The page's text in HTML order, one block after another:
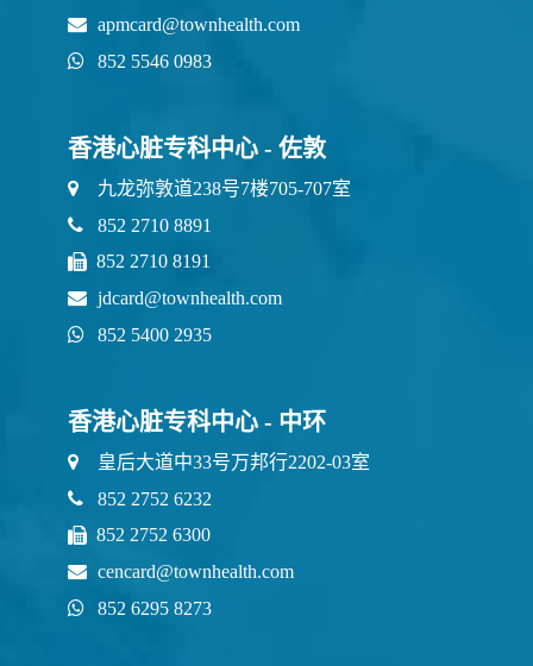
apmcard@townhealth.com
852 5546 0983
香港心脏专科中心 - 佐敦
九龙弥敦道238号7楼705-707室
852 2710 8891
852 2710 8191
jdcard@townhealth.com
852 5400 2935
香港心脏专科中心 - 中环
皇后大道中33号万邦行2202-03室
852 2752 6232
852 2752 6300
cencard@townhealth.com
852 6295 8273